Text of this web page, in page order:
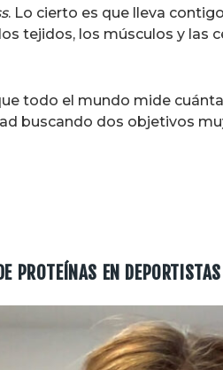
. Lo cierto es que lleva
tejidos, los músculos y las
todo el mundo mide
buscando dos objetivos
PROTEÍNAS EN